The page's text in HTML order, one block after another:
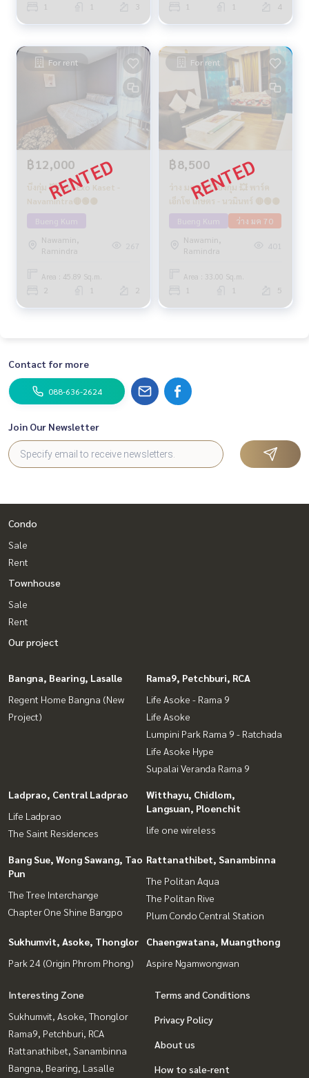
1 1 3 1 1 4
For rent
฿12,000
บึงกุ่ม 💥Parc Exo Kaset -
Navamintra🔴🟢🟡
Bueng Kum
Nawamin,
Ramindra
267
Area : 45.89 Sq.m.
2 1 2
For rent
฿8,500
ว่าง มค 70 💥บึงกุ่ม 💥 พาร์ค
เอ็กโซ เกษตร - นวมินทร์ 🔴🟢🟡
Bueng Kum
ว่าง มค 70
Nawamin,
Ramindra
401
Area : 33.00 Sq.m.
1 1 5
Contact for more
088-636-2624
Join Our Newsletter
Condo
Sale
Rent
Townhouse
Sale
Rent
Our project
Bangna, Bearing, Lasalle
Regent Home Bangna (New
Project)
Rama9, Petchburi, RCA
Life Asoke - Rama 9
Life Asoke
Lumpini Park Rama 9 - Ratchada
Life Asoke Hype
Supalai Veranda Rama 9
Ladprao, Central Ladprao
Life Ladprao
The Saint Residences
Witthayu, Chidlom,
Langsuan, Ploenchit
life one wireless
Bang Sue, Wong Sawang, Tao
Pun
The Tree Interchange
Chapter One Shine Bangpo
Rattanathibet, Sanambinna
The Politan Aqua
The Politan Rive
Plum Condo Central Station
Sukhumvit, Asoke, Thonglor
Park 24 (Origin Phrom Phong)
Chaengwatana, Muangthong
Aspire Ngamwongwan
Interesting Zone
Sukhumvit, Asoke, Thonglor
Rama9, Petchburi, RCA
Rattanathibet, Sanambinna
Bangna, Bearing, Lasalle
Terms and Conditions
Privacy Policy
About us
How to sale-rent